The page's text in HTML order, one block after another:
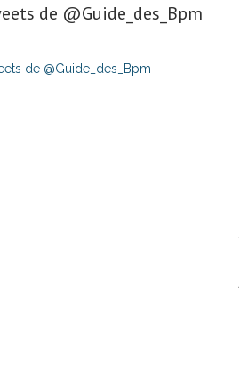
de ‎@Guide_des_Bpm
de @Guide_des_Bpm